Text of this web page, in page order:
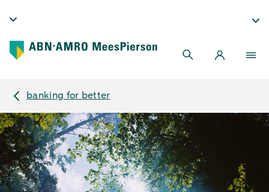
banking for better